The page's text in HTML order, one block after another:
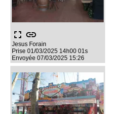
fullscreen link
Jesus Forain
Prise 01/03/2025 14h00 01s
Envoyée 07/03/2025 15:26